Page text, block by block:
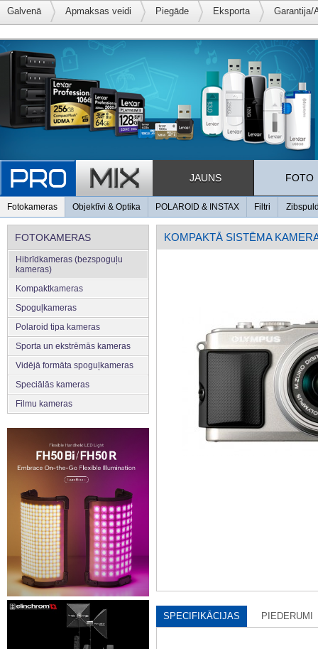
Galvenā Apmaksas veidi Piegāde Eksporta Garantija/
JAUNS FOTO
Fotokameras Objektīvi & Optika POLAROID & INSTAX Filtri
FOTOKAMERAS
Hibrīdkameras (bezspoguļu
kameras)
Kompaktkameras
Spoguļkameras
Polaroid tipa kameras
Sporta un ekstrēmās kameras
Vidējā formāta spoguļkameras
Speciālās kameras
Filmu kameras
KOMPAKTĀ SISTĒMA
SPECIFIKĀCIJAS PIEDERUMI